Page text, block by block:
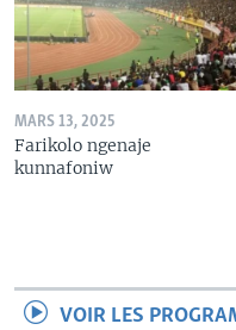
MARS 13, 2025
Farikolo ngenaje
kunnafoniw
VOIR LES